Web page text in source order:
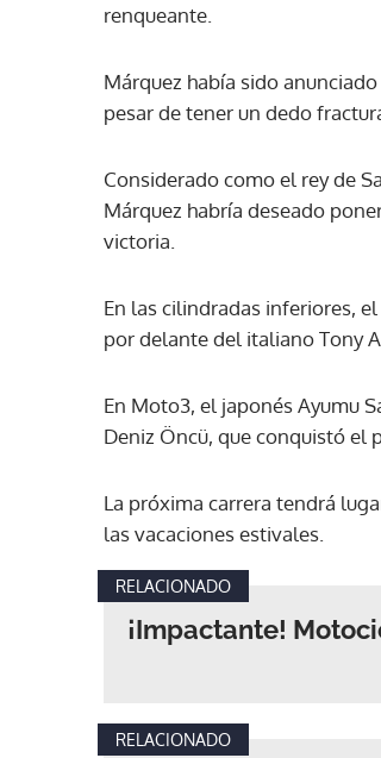
renqueante.
Márquez había sido
pesar de tener un dedo
Considerado como el rey de
Márquez habría deseado
victoria.
En las cilindradas inferiores,
por delante del italiano Tony
En Moto3, el japonés Ayumu
Deniz Öncü, que conquistó el
La próxima carrera tendrá
las vacaciones estivales.
RELACIONADO
¡Impactante!
RELACIONADO